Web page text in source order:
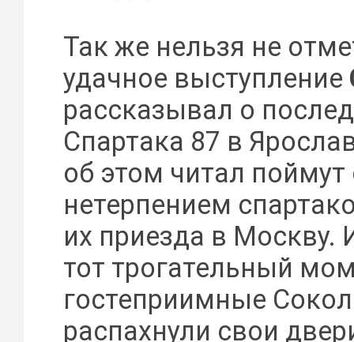
Так же нельзя не
удачное выступление
рассказывал о
Спартака 87 в
об этом читал
нетерпением
их приезда в Москву.
тот трогательный
гостеприимные
распахнули свои